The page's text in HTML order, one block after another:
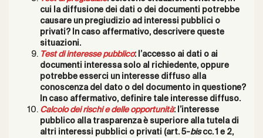
cui la diffusione dei dati o dei documenti potrebbe
causare un pregiudizio ad interessi pubblici o
privati? In caso affermativo, descrivere queste
situazioni.
Test di interesse pubblico: l’accesso ai dati o ai
documenti interessa solo al richiedente, oppure
potrebbe esserci un interesse diffuso alla
conoscenza del dato o del documento in questione?
In caso affermativo, definire tale interesse diffuso.
Calcolo dei rischi e delle opportunità: l’interesse
pubblico alla trasparenza è superiore alla tutela di
altri interessi pubblici o privati (art. 5-biscc. 1 e 2,